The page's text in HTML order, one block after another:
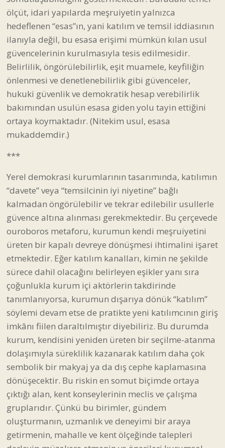
ölçüt, idari yapılarda meşruiyetin yalnızca
hedeflenen “esas”ın, yani katılım ve temsil iddiasının
ilanıyla değil, bu esasa erişimi mümkün kılan usul
güvencelerinin kurulmasıyla tesis edilmesidir.
Belirlilik, öngörülebilirlik, eşit muamele, keyfiliğin
önlenmesi ve denetlenebilirlik gibi güvenceler,
hukuki güvenlik ve demokratik hesap verebilirlik
bakımından usulün esasa giden yolu tayin ettiğini
ortaya koymaktadır. (Nitekim usul, esasa
mukaddemdir.)
***
Yerel demokrasi kurumlarının tasarımında, katılımın
“davete” veya “temsilcinin iyi niyetine” bağlı
kalmadan öngörülebilir ve tekrar edilebilir usullerle
güvence altına alınması gerekmektedir. Bu çerçevede
ouroboros metaforu, kurumun kendi meşruiyetini
üreten bir kapalı devreye dönüşmesi ihtimalini işaret
etmektedir. Eğer katılım kanalları, kimin ne şekilde
sürece dahil olacağını belirleyen eşikler yanı sıra
çoğunlukla kurum içi aktörlerin takdirinde
tanımlanıyorsa, kurumun dışarıya dönük “katılım”
söylemi devam etse de pratikte yeni katılımcının giriş
imkânı fiilen daraltılmıştır diyebiliriz. Bu durumda
kurum, kendisini yeniden üreten bir seçilme-atanma
dolaşımıyla süreklilik kazanarak katılım daha çok
sembolik bir makyaj ya da dış cephe kaplamasına
dönüşecektir. Bu riskin en somut biçimde ortaya
çıktığı alan, kent konseylerinin meclis ve çalışma
gruplarıdır. Çünkü bu birimler, gündem
oluşturmanın, uzmanlık ve deneyimi bir araya
getirmenin, mahalle ve kent ölçeğinde talepleri